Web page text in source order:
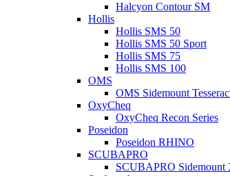
Halcyon Contour SM
Hollis
Hollis SMS 50
Hollis SMS 50 Sport
Hollis SMS 75
Hollis SMS 100
OMS
OMS Sidemount
OxyCheq
OxyCheq Recon Series
Poseidon
Poseidon RHINO
SCUBAPRO
SCUBAPRO Sidemount